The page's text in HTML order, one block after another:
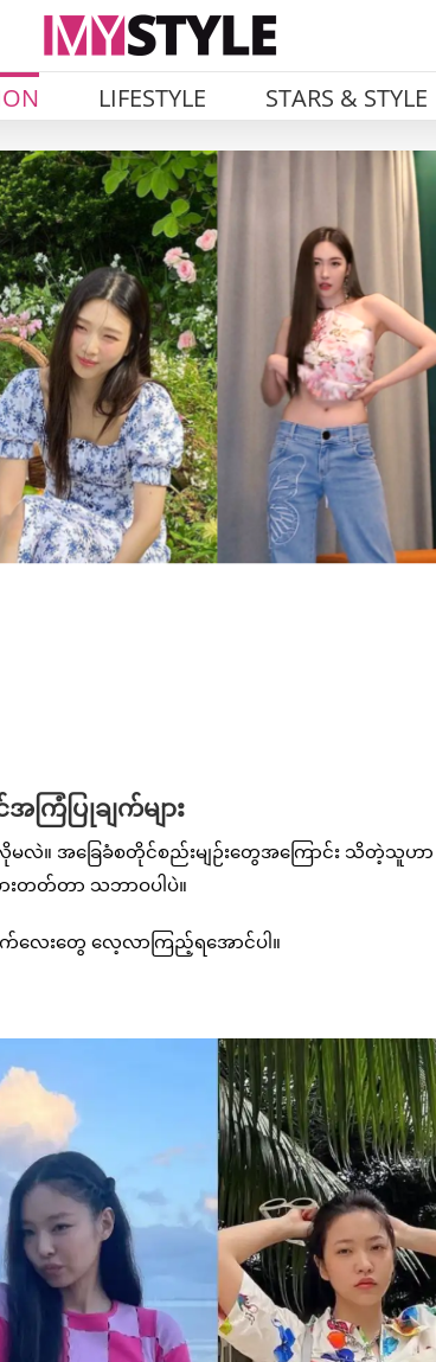
LIFESTYLE STARS & STYLE
ြံပြုချက်များ
။ အခြေခံစတိုင်စည်းမျဉ်းတွေအကြောင်း သိတဲ့သူဟာ
တတ်တာ သဘာဝပါပဲ။
ေးတွေ လေ့လာကြည့်ရအောင်ပါ။